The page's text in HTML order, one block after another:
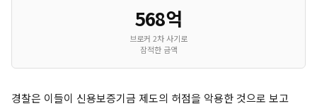
568억
브로커 2차 사기로
잠적한 금액
경찰은 이들이 신용보증기금 제도의 허점을 악용한 것으로 보고